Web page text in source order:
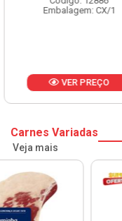
Embalagem: CX/1
VER PREÇO
Carnes Variadas
Veja mais